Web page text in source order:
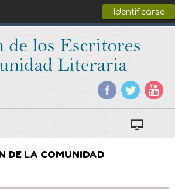
Identificarse
DE LA COMUNIDAD